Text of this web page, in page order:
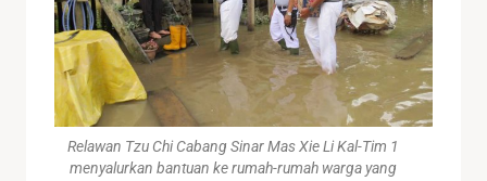
Relawan Tzu Chi Cabang Sinar Mas Xie Li Kal-Tim 1
menyalurkan bantuan ke rumah-rumah warga yang